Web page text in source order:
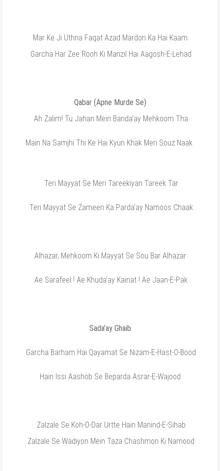
Mar Ke Ji Uthna Faqat Azad Mardon Ka Hai Kaam
Garcha Har Zee Rooh Ki Manzil Hai Aagosh-E-Lehad
Qabar (Apne Murde Se)
Ah Zalim! Tu Jahan Mein Banda’ay Mehkoom Tha
Main Na Samjhi Thi Ke Hai Kyun Khak Meri Souz Naak
Teri Mayyat Se Meri Tareekiyan Tareek Tar
Teri Mayyat Se Zameen Ka Parda’ay Namoos Chaak
Alhazar, Mehkoom Ki Mayyat Se Sou Bar Alhazar
Ae Sarafeel ! Ae Khuda’ay Kainat ! Ae Jaan-E-Pak
Sada’ay Ghaib
Garcha Barham Hai Qayamat Se Nizam-E-Hast-O-Bood
Hain Issi Aashob Se Beparda Asrar-E-Wajood
Zalzale Se Koh-O-Dar Urtte Hain Manind-E-Sihab
Zalzale Se Wadiyon Mein Taza Chashmon Ki Namood